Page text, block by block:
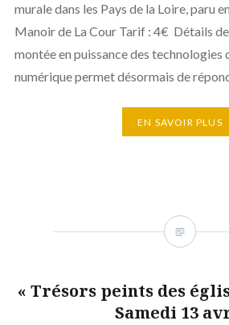
murale dans les Pays de la Loire, paru
Manoir de La Cour Tarif : 4€ Détails
montée en puissance des technologies
numérique permet désormais de
EN SAVOIR PLUS
« Trésors peints des
Samedi 13